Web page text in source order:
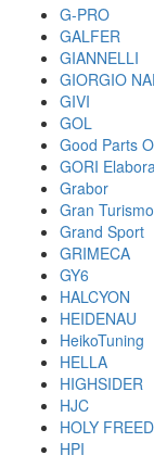
G-PRO
GALFER
GIANNELLI
GIORGIO
GIVI
GOL
Good Parts
GORI
Grabor
Gran Turismo
Grand Sport
GRIMECA
GY6
HALCYON
HEIDENAU
HeikoTuning
HELLA
HIGHSIDER
HJC
HOLY
HPI